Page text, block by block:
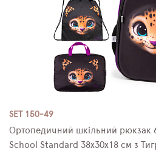
SET 150-49
Ортопедичний шкільний рюкзак
School Standard 38х30х18 см з